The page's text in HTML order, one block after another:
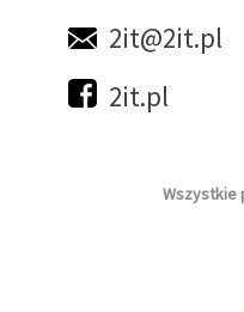
2it@2it.pl
2it.pl
Wszystkie